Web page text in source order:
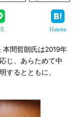
Hatena
間哲朗氏は2019年
じ、あらためて中
するとともに、